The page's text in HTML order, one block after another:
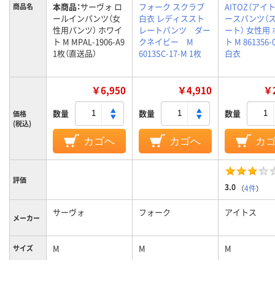
商品名 本商品：サーヴォ ロ
ールインパンツ（女
性用パンツ） ホワイ
ト M MPAL-1906-A9
1枚（直送品）
フォーク スクラブ
白衣 レディススト
レートパンツ ダー
クネイビー M
6013SC-17-M 1枚
AITOZ（アイ
ースパンツ（
ート） 女性用
ト M
白衣
価格
(税込)
￥6,950
数量
カゴへ
￥4,910
数量
カゴへ
数量
カ
評価
3.0 （4件）
メーカー サーヴォ フォーク アイトス
サイズ M M M